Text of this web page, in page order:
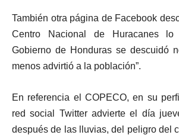
También otra página de Facebook
Centro Nacional de Huracanes
Gobierno de Honduras se descuidó
menos advirtió a la población”.
En referencia el COPECO, en su
red social Twitter advierte el día
después de las lluvias, del peligro del